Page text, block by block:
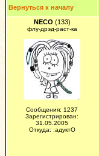
Вернуться к началу
NECO (133)
флу-дрэд-раст-ка
Сообщения: 1237
Зарегистрирован:
31.05.2005
Откуда: :адуктО